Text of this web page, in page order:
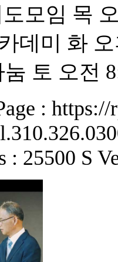
모임 목
데미 화
토 오전
: https://
: 25500 S